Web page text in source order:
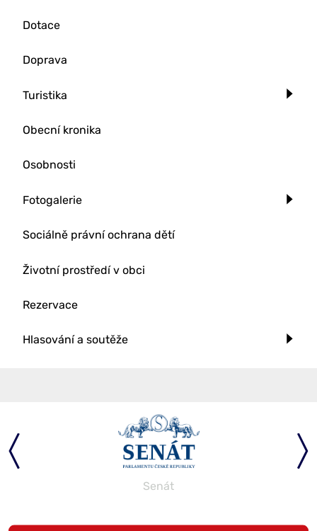
Dotace
Doprava
Turistika
Obecní kronika
Osobnosti
Fotogalerie
Sociálně právní ochrana dětí
Životní prostředí v obci
Rezervace
Hlasování a soutěže